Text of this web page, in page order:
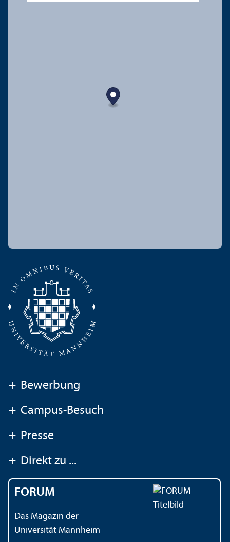
+ Bewerbung
+ Campus-Besuch
+ Presse
+ Direkt zu ...
FORUM
Das Magazin der
Universität Mannheim